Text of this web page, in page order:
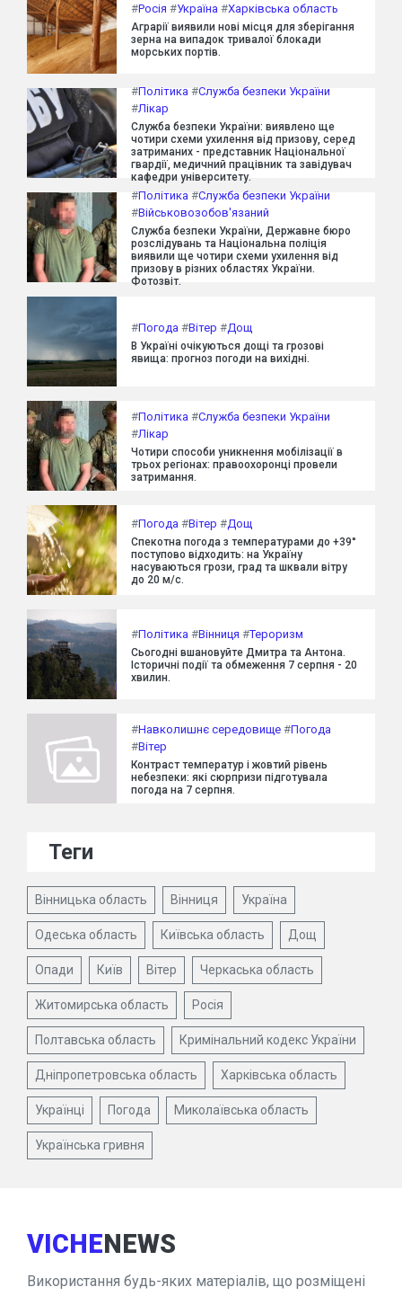
#Росія #Україна #Харківська область
Аграрії виявили нові місця для зберігання
зерна на випадок тривалої блокади
морських портів.
#Політика #Служба безпеки України
#Лікар
Служба безпеки України: виявлено ще
чотири схеми ухилення від призову, серед
затриманих - представник Національної
гвардії, медичний працівник та завідувач
кафедри університету.
#Політика #Служба безпеки України
#Військовозобов'язаний
Служба безпеки України, Державне бюро
розслідувань та Національна поліція
виявили ще чотири схеми ухилення від
призову в різних областях України.
Фотозвіт.
#Погода #Вітер #Дощ
В Україні очікуються дощі та грозові
явища: прогноз погоди на вихідні.
#Політика #Служба безпеки України
#Лікар
Чотири способи уникнення мобілізації в
трьох регіонах: правоохоронці провели
затримання.
#Погода #Вітер #Дощ
Спекотна погода з температурами до +39°
поступово відходить: на Україну
насуваються грози, град та шквали вітру
до 20 м/с.
#Політика #Вінниця #Тероризм
Сьогодні вшановуйте Дмитра та Антона.
Історичні події та обмеження 7 серпня - 20
хвилин.
#Навколишнє середовище #Погода
#Вітер
Контраст температур і жовтий рівень
небезпеки: які сюрпризи підготувала
погода на 7 серпня.
Теги
Вінницька область Вінниця Україна
Одеська область Київська область Дощ
Опади Київ Вітер Черкаська область
Житомирська область Росія
Полтавська область Кримінальний кодекс України
Дніпропетровська область Харківська область
Українці Погода Миколаївська область
Українська гривня
VICHENEWS
Використання будь-яких матеріалів, що розміщені